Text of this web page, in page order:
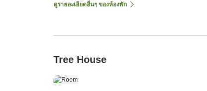
ดูรายละเอียดอื่นๆ ของห้องพัก
Tree House